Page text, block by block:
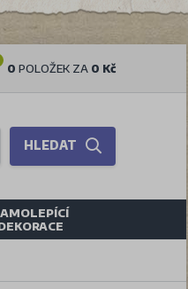
0 POLOŽEK ZA 0 Kč
HLEDAT